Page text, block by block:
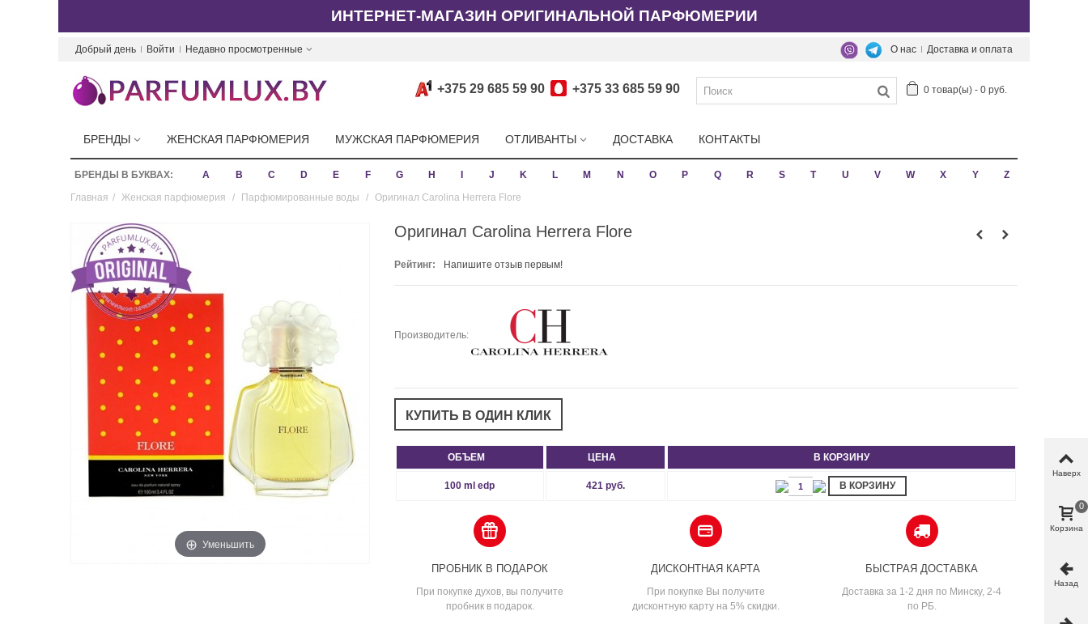
ИНТЕРНЕТ-МАГАЗИН ОРИГИНАЛЬНОЙ ПАРФЮМЕРИИ
Добрый день Войти Недавно просмотренные Доставка и оплата
О нас
0 товар(ы) - 0 руб.
+375 29 685 59 90 +375 33 685 59 90
БРЕНДЫ ЖЕНСКАЯ ПАРФЮМЕРИЯ МУЖСКАЯ ПАРФЮМЕРИЯ ОТЛИВАНТЫ ДОСТАВКА КОНТАКТЫ
БРЕНДЫ В БУКВАХ: A B C D E F G H J K L M N O P Q R S T U V W X Y
Z
Главная / Женская парфюмерия / Парфюмированные воды / Оригинал Carolina Herrera Flore
Уменьшить
Оригинал Carolina Herrera Flore
Рейтинг: Напишите отзыв первым!
Производитель:
ОБЪЕМ ЦЕНА В КОРЗИНУ
100 ml edp 421 руб. В КОРЗИНУ
ПРОБНИК В ПОДАРОК
При покупке духов, вы получите
пробник в подарок.
ДИСКОНТНАЯ КАРТА
При покупке Вы получите
дисконтную карту на 5% скидки.
БЫСТРАЯ ДОСТАВКА
Доставка за 1-2 дня по Минску, 2-4
по РБ.
Наверх
Корзина
0
Назад